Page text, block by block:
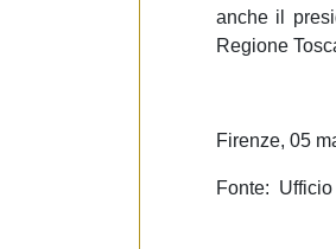
anche il
Regione
Firenze, 05
Fonte: Ufficio